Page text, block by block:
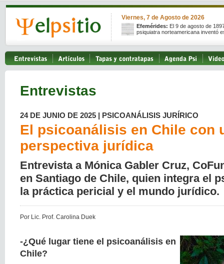
Viernes, 7 de Agosto de 2026
Efemérides: El 9 de agosto de
psiquiatra norteamericana inventó
Entrevistas
24 DE JUNIO DE 2025 | PSICOANÁLISIS JURÍRICO
El psicoanálisis en Chile con
perspectiva jurídica
Entrevista a Mónica Gabler Cruz,
en Santiago de Chile, quien integra el
la práctica pericial y el mundo jurídico.
Por Lic. Prof. Carolina Duek
-¿Qué lugar tiene el psicoanálisis en
Chile?